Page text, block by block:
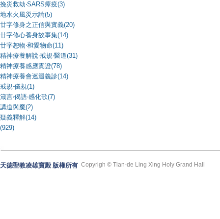
挽災救劫‧SARS瘴疫(3)
地水火風災示諭(5)
廿字修身之正信與實義(20)
廿字修心養身故事集(14)
廿字恕物‧和愛物命(11)
精神療養解說‧戒規‧醫道(31)
精神療養感應實證(78)
精神療養會巡迴義診(14)
戒規‧儀規(1)
箴言‧偈語‧感化歌(7)
講道與魔(2)
疑義釋解(14)
(929)
天德聖教凌雄寶殿 版權所有 Copyrigh © Tian-de Ling Xing Holy Grand Hall